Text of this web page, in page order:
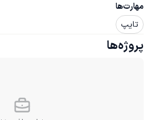
مهارت‌ها
تایپ
پروژه‌ها